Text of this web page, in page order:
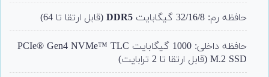
حافظه رم: 32/16/8 گیگابایت DDR5(قابل ارتقا تا 64)
حافظه داخلی: 1000 گیگابایت PCIe® Gen4 NVMe™ TLC
M.2 SSD (قابل ارتقا تا 2 ترابایت)